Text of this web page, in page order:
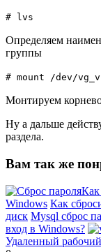
# lvs
Определяем
группы
# mount /dev/
Монтируем
Ну а дальше
раздела.
Вам так же
Как
Windows Как
диск Mysql сброс
вход в Windows?
Удаленный